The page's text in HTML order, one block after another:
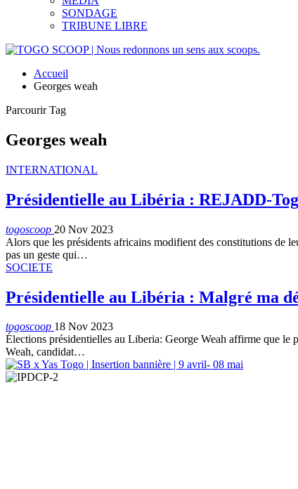
SONDAGE
TRIBUNE LIBRE
Accueil
Georges weah
Parcourir Tag
Georges weah
INTERNATIONAL
Présidentielle au Libéria : REJADD-
togoscoop 20 Nov 2023
Alors que les présidents africains modifient des constitutions de
pas un geste qui…
SOCIETE
Présidentielle au Libéria : Malgré ma
togoscoop 18 Nov 2023
Élections présidentielles au Liberia: George Weah affirme que le
Weah, candidat…